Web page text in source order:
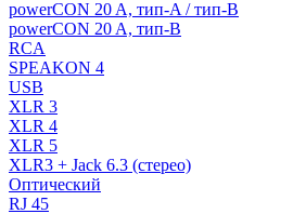
powerCON 20 A, тип-A / тип-В
powerCON 20 A, тип-B
RCA
SPEAKON 4
USB
XLR 3
XLR 4
XLR 5
XLR3 + Jack 6.3 (стерео)
Оптический
RJ 45